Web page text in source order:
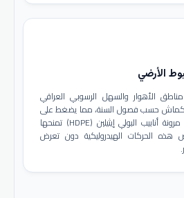
الأرضي
مناطق الأهوار والسهل الرسوبي العراقي
حسب فصول السنة، مما يضغط على
شبكات الأنابيب المدفونة. مرونة أنابيب البولي إيثيلين (HDPE) تمنحها
الحركات الهيدروليكية دون تعرض